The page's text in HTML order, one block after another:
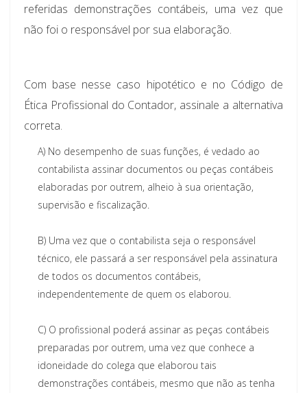
referidas demonstrações contábeis, uma vez que
não foi o responsável por sua elaboração.
Com base nesse caso hipotético e no Código de
Ética Profissional do Contador, assinale a alternativa
correta.
A) No desempenho de suas funções, é vedado ao
contabilista assinar documentos ou peças contábeis
elaboradas por outrem, alheio à sua orientação,
supervisão e fiscalização.
B) Uma vez que o contabilista seja o responsável
técnico, ele passará a ser responsável pela assinatura
de todos os documentos contábeis,
independentemente de quem os elaborou.
C) O profissional poderá assinar as peças contábeis
preparadas por outrem, uma vez que conhece a
idoneidade do colega que elaborou tais
demonstrações contábeis, mesmo que não as tenha